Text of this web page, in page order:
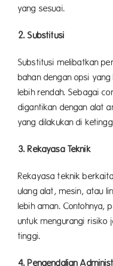
yang sesuai.
2. Substitusi
Substitusi melibatkan
bahan dengan opsi
lebih rendah. Sebagai
digantikan dengan alat
yang dilakukan di
3. Rekayasa Teknik
Rekayasa teknik
ulang alat, mesin, atau
lebih aman. Contohnya,
untuk mengurangi
tinggi.
4. Pengendalian